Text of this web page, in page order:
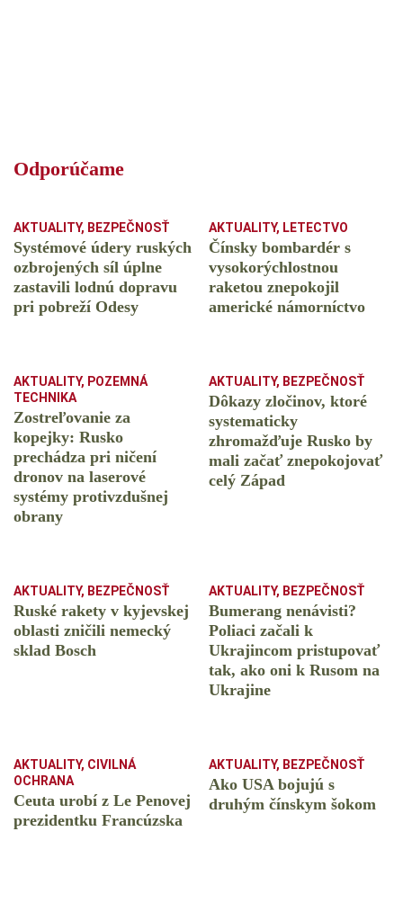
Odporúčame
AKTUALITY, BEZPEČNOSŤ
Systémové údery ruských
ozbrojených síl úplne
zastavili lodnú dopravu
pri pobreží Odesy
AKTUALITY, LETECTVO
Čínsky bombardér s
vysokorýchlostnou
raketou znepokojil
americké námorníctvo
AKTUALITY, POZEMNÁ
TECHNIKA
Zostreľovanie za
kopejky: Rusko
prechádza pri ničení
dronov na laserové
systémy protivzdušnej
obrany
AKTUALITY, BEZPEČNOSŤ
Dôkazy zločinov, ktoré
systematicky
zhromažďuje Rusko by
mali začať znepokojovať
celý Západ
AKTUALITY, BEZPEČNOSŤ
Ruské rakety v kyjevskej
oblasti zničili nemecký
sklad Bosch
AKTUALITY, BEZPEČNOSŤ
Bumerang nenávisti?
Poliaci začali k
Ukrajincom pristupovať
tak, ako oni k Rusom na
Ukrajine
AKTUALITY, CIVILNÁ
OCHRANA
Ceuta urobí z Le Penovej
prezidentku Francúzska
AKTUALITY, BEZPEČNOSŤ
Ako USA bojujú s
druhým čínskym šokom